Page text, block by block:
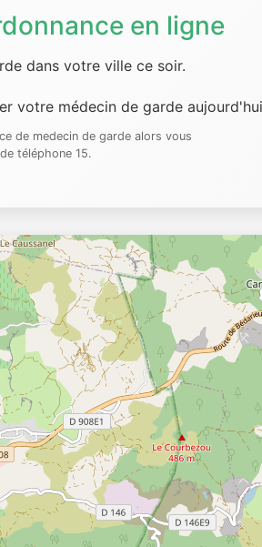
en ligne
dans votre ville ce soir.
votre médecin de garde
de medecin de garde alors vous
téléphone 15.